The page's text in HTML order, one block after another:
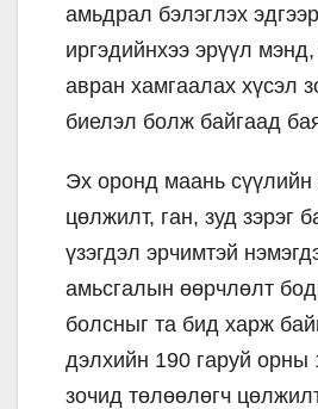
амьдрал бэлэглэх
иргэдийнхээ эрүүл
авран хамгаалах хүсэл
биелэл болж байгаад
Эх оронд маань
цөлжилт, ган, зуд зэрэг
үзэгдэл эрчимтэй
амьсгалын өөрчлөлт
болсныг та бид харж
дэлхийн 190 гаруй орны
зочид төлөөлөгч